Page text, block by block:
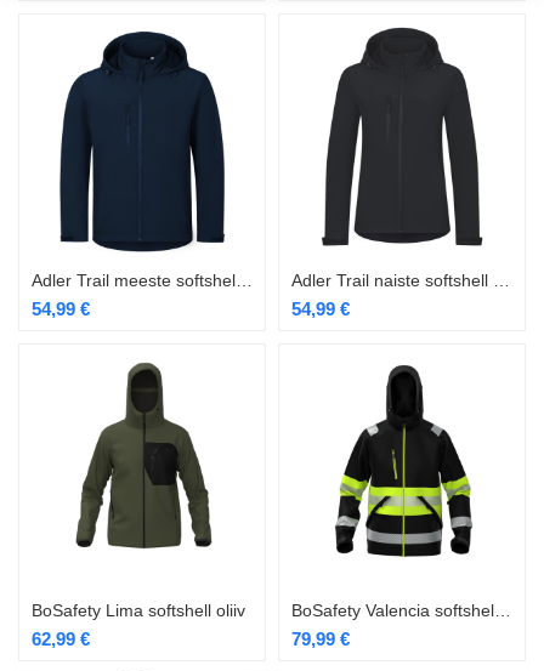
54,99 € 54,99 €
BoSafety Lima softshell oliiv
62,99 € 79,99 €